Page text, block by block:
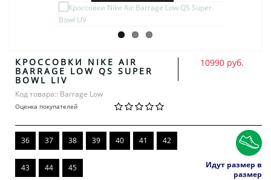
КРОССОВКИ NIKE AIR
BARRAGE LOW QS SUPER
BOWL LIV
Код товара:: Barrage Low
Оценка покупателей
10990 руб.
36 37 38 39 40 41 42
43 44 45
Идут размер в
размер